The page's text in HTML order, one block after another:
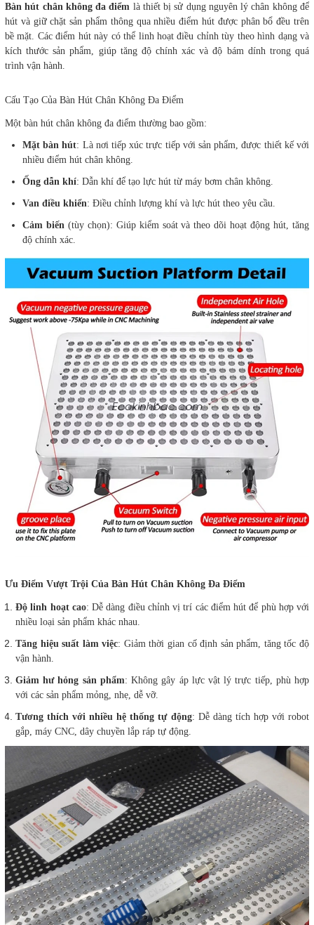
Bàn hút chân không đa điểm là thiết bị sử dụng nguyên lý chân không để
hút và giữ chặt sản phẩm thông qua nhiều điểm hút được phân bổ đều trên
bề mặt. Các điểm hút này có thể linh hoạt điều chỉnh tùy theo hình dạng và
kích thước sản phẩm, giúp tăng độ chính xác và độ bám dính trong quá
trình vận hành.
Cấu Tạo Của Bàn Hút Chân Không Đa Điểm
Một bàn hút chân không đa điểm thường bao gồm:
Mặt bàn hút: Là nơi tiếp xúc trực tiếp với sản phẩm, được thiết kế với
nhiều điểm hút chân không.
Ống dẫn khí: Dẫn khí để tạo lực hút từ máy bơm chân không.
Van điều khiển: Điều chỉnh lượng khí và lực hút theo yêu cầu.
Cảm biến(tùy chọn): Giúp kiểm soát và theo dõi hoạt động hút, tăng
độ chính xác.
Ưu Điểm Vượt Trội Của Bàn Hút Chân Không Đa Điểm
Độ linh hoạt cao: Dễ dàng điều chỉnh vị trí các điểm hút để phù hợp với
nhiều loại sản phẩm khác nhau.
Tăng hiệu suất làm việc: Giảm thời gian cố định sản phẩm, tăng tốc độ
vận hành.
Giảm hư hỏng sản phẩm: Không gây áp lực vật lý trực tiếp, phù hợp
với các sản phẩm mỏng, nhẹ, dễ vỡ.
Tương thích với nhiều hệ thống tự động: Dễ dàng tích hợp với robot
gắp, máy CNC, dây chuyền lắp ráp tự động.